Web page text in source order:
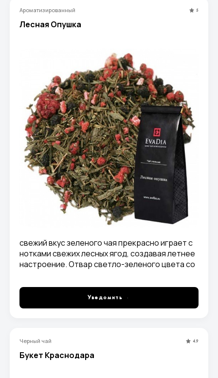
Ароматизированный 5
Лесная Опушка
свежий вкус зеленого чая прекрасно играет с
нотками свежих лесных ягод, создавая летнее
настроение. Отвар светло-зеленого цвета со
Уведомить
Черный чай 4.9
Букет Краснодара